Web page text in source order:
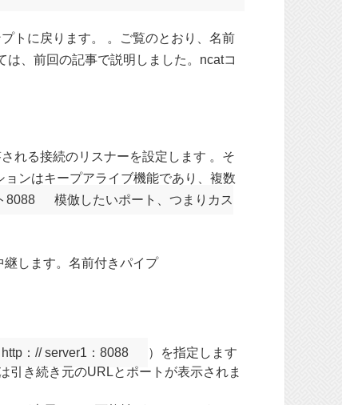
トに戻ります。 。ご覧のとおり、名前
、前回の記事で説明しました。ncatコ
れる接続のリスナーを設定します 。そ
ョンはキープアライブ機能であり、複数
8088
模倣したいポート、つまりカス
します。名前付きパイプ
http：// server1：8088
）を指定します
引き続き元のURLとポートが表示されま